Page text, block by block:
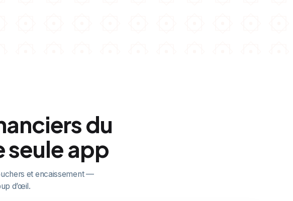
du
seule app
et encaissement —
d’œil.